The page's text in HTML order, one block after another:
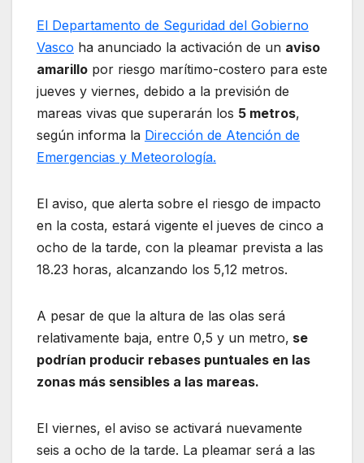
El Departamento de Seguridad del Gobierno
Vasco ha anunciado la activación de un aviso
amarillo por riesgo marítimo-costero para este
jueves y viernes, debido a la previsión de
mareas vivas que superarán los 5 metros,
según informa la Dirección de Atención de
Emergencias y Meteorología.
El aviso, que alerta sobre el riesgo de impacto
en la costa, estará vigente el jueves de cinco a
ocho de la tarde, con la pleamar prevista a las
18.23 horas, alcanzando los 5,12 metros.
A pesar de que la altura de las olas será
relativamente baja, entre 0,5 y un metro, se
podrían producir rebases puntuales en las
zonas más sensibles a las mareas.
El viernes, el aviso se activará nuevamente
seis a ocho de la tarde. La pleamar será a las